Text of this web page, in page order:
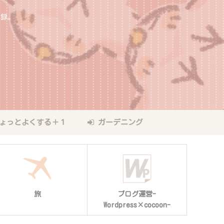
。
っとよくする＋１ ガーデニング
旅
ブログ運営-
Wordpress×cocoon-